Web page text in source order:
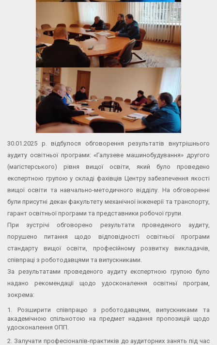
30.01.2025 р. відбулося обговорення результатів внутрішнього
аудиту освітньої програми: «Галузеве машинобудування» другого
(магістерського) рівня вищої освіти, який було проведено
експертною групою у складі фахівців Центру забезпечення якості
вищої освіти та навчально-методичного відділу. На обговоренні
були присутні декан факультету механічної інженерії та транспорту,
гарант освітньої програми та представники робочої групи.
При зустрічі обговорено результати проведеного аудиту,
порушено питання щодо відповідності освітньої програми
стандарту вищої освіти, професійному розвитку викладачів,
співпраці з роботодавцями та випускниками.
За результатами проведеного аудиту експертною групою було
надано рекомендації щодо удосконалення освітньї програм,
зокрема:
Розширити співпрацю з роботодавцями, випускниками та
академічною спільнотою на предмет надання пропозицій щодо
удосконалення ОПП.
Залучати професіоналів-практиків до аудиторних занять під час